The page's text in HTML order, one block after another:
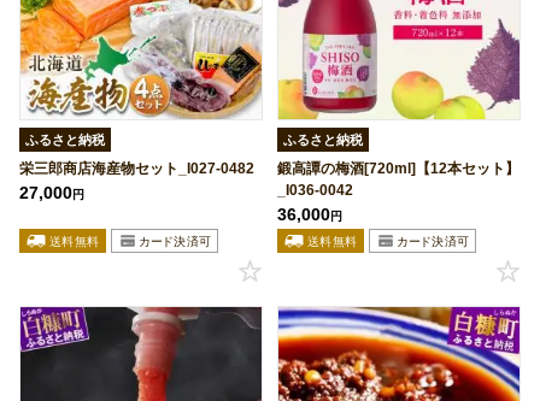
ふるさと納税
栄三郎商店海産物セット_I027-0482
27,000円
ふるさと納税
鍛高譚の梅酒[720ml]【12本セット】
_I036-0042
36,000円